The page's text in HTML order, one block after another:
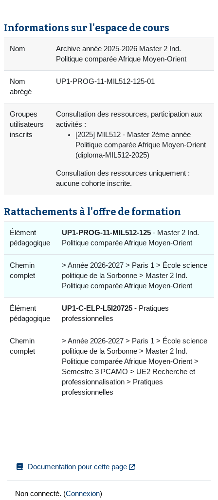
Informations sur l'espace de cours
Nom
Archive année 2025-2026 Master 2 Ind.
Politique comparée Afrique Moyen-Orient
Nom
abrégé
UP1-PROG-11-MIL512-125-01
Groupes
utilisateurs
inscrits
Consultation des ressources, participation aux
activités :
[2025] MIL512 - Master 2ème année
Politique comparée Afrique Moyen-Orient
(diploma-MIL512-2025)
Consultation des ressources uniquement :
aucune cohorte inscrite.
Rattachements à l'offre de formation
Élément
pédagogique
UP1-PROG-11-MIL512-125 - Master 2 Ind.
Politique comparée Afrique Moyen-Orient
Chemin
complet
> Année 2026-2027 > Paris 1 > École science
politique de la Sorbonne > Master 2 Ind.
Politique comparée Afrique Moyen-Orient
Élément
pédagogique
UP1-C-ELP-L5I20725 - Pratiques
professionnelles
Chemin
complet
> Année 2026-2027 > Paris 1 > École science
politique de la Sorbonne > Master 2 Ind.
Politique comparée Afrique Moyen-Orient >
Semestre 3 PCAMO > UE2 Recherche et
professionnalisation > Pratiques
professionnelles
Documentation pour cette page
Non connecté. (Connexion)